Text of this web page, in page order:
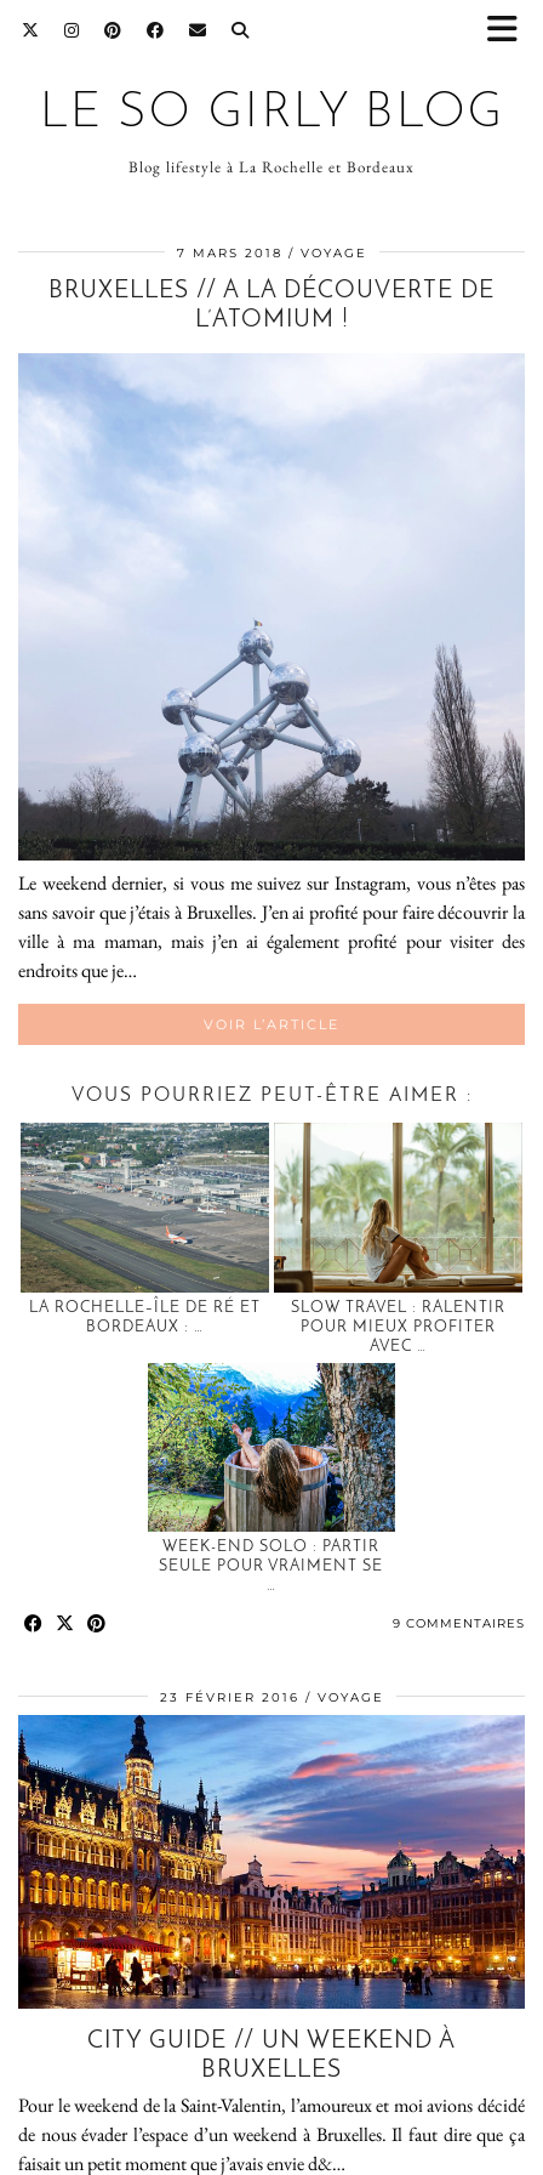
LE SO GIRLY BLOG
Blog lifestyle à La Rochelle et Bordeaux
7 MARS 2018 VOYAGE
BRUXELLES // A LA DÉCOUVERTE DE
L’ATOMIUM !
Le weekend dernier, si vous me suivez sur Instagram, vous n’êtes pas
sans savoir que j’étais à Bruxelles. J’en ai profité pour faire découvrir la
ville à ma maman, mais j’en ai également profité pour visiter des
endroits que je…
VOIR L’ARTICLE
VOUS POURRIEZ PEUT-ÊTRE AIMER :
LA ROCHELLE–ÎLE DE RÉ ET
BORDEAUX : …
SLOW TRAVEL : RALENTIR
POUR MIEUX PROFITER
AVEC …
WEEK-END SOLO : PARTIR
SEULE POUR VRAIMENT SE
…
9 COMMENTAIRES
23 FÉVRIER 2016 VOYAGE
CITY GUIDE // UN WEEKEND À
BRUXELLES
Pour le weekend de la Saint-Valentin, l’amoureux et moi avions décidé
de nous évader l’espace d’un weekend à Bruxelles. Il faut dire que ça
faisait un petit moment que j’avais envie d&…